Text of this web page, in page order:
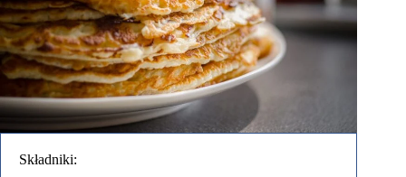
Składniki: